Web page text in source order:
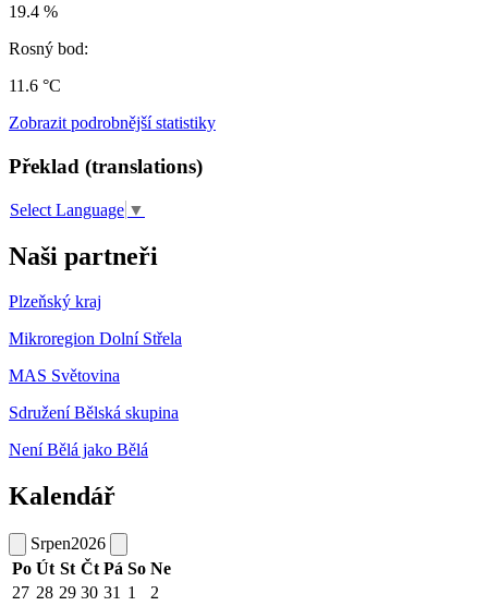
19.4 %
Rosný bod:
11.6 °C
Zobrazit podrobnější statistiky
Překlad (translations)
Select Language ▼
Naši partneři
Plzeňský kraj
Mikroregion Dolní Střela
MAS Světovina
Sdružení Bělská skupina
Není Bělá jako Bělá
Kalendář
Srpen2026
Po Út St Čt Pá So Ne
27 28 29 30 31 1
2